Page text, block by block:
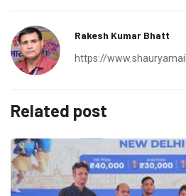
Rakesh Kumar Bhatt
https://
Related post